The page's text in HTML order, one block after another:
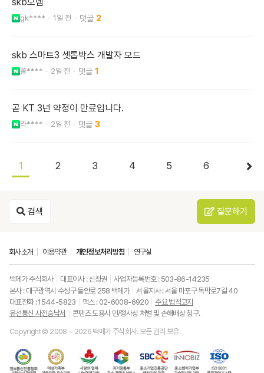
gk**** 1일 전 2
skb 스마트3 셋톱박스 개발자 모드
쫄**** 2일 전 1
곧 KT 3년 약정이 만료입니다.
라**** 2일 전 3
1 2 3 4 5 6
검색 질문하기
회사소개 이용약관 개인정보처리방침 연구실
백메가 주식회사 대표이사 : 신정권
사업자등록번호 : 503-86-14235
본사 : 대구광역시 수성구 들안로 258 백메가
서울지사 : 서울 마포구 독막로7길 40
대표전화 : 1544-5823
팩스 : 02-6008-6920
주요 법적고지
유선통신 사전승낙서
콘텐츠 도용시 민/형사상 처벌 및 손해배상 청구.
Copyright © 2008 ~ 2026 백메가 주식회사. 모든 권리 보유.
정
랑
의
중
소
기
중
소
벤
ISO9001